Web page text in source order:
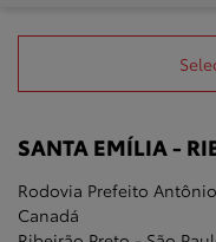
SANTA EMÍLIA -
Rodovia Prefeito
Canadá